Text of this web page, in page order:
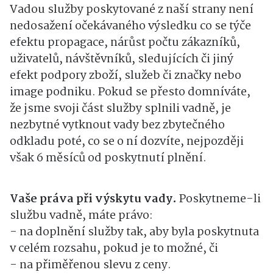
Vadou služby poskytované z naší strany není
nedosažení očekávaného výsledku co se týče
efektu propagace, nárůst počtu zákazníků,
uživatelů, návštěvníků, sledujících či jiný
efekt podpory zboží, služeb či značky nebo
image podniku. Pokud se přesto domníváte,
že jsme svoji část služby splnili vadně, je
nezbytné vytknout vady bez zbytečného
odkladu poté, co se o ní dozvíte, nejpozději
však 6 měsíců od poskytnutí plnění.
Vaše práva při výskytu vady. Poskytneme-li
službu vadně, máte právo:
- na doplnění služby tak, aby byla poskytnuta
v celém rozsahu, pokud je to možné, či
- na přiměřenou slevu z ceny.